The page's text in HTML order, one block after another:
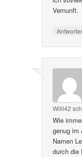
Vernunft.
Willi42
Wie
genug im
Namen
durch die